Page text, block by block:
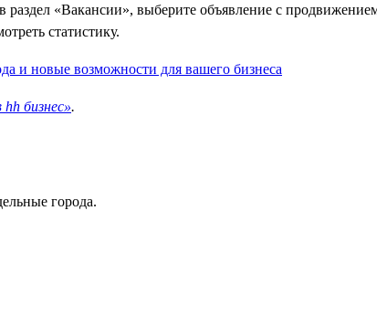
«Вакансии», выберите объявление с
статистику.
бизнес».
города.